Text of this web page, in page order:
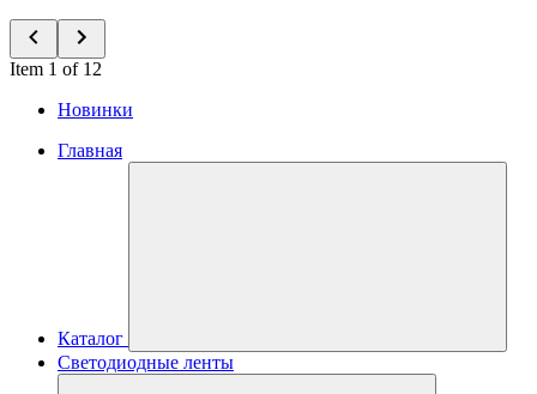
Item 1 of 12
Новинки
Главная
Каталог
Светодиодные ленты